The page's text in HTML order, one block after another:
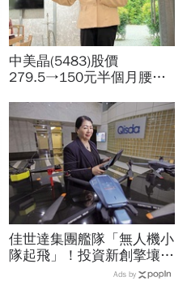
中美晶(5483)股價
279.5→150元半個月腰
績、罕見抱屈自家股票：真
的被低估了
佳世達集團艦隊「無人機小
隊起飛」！投資新創擎壤、
翔隆，總座親督軍養大精
Ads by